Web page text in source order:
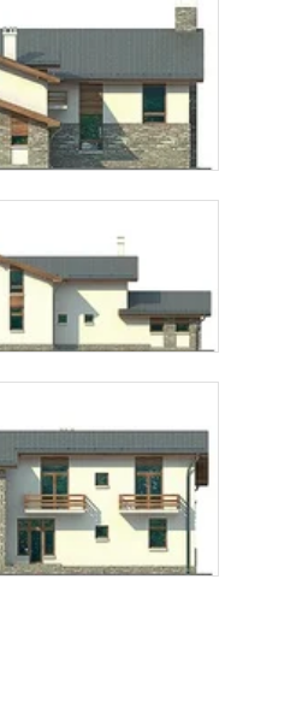
персональных данных
сполитикой
данных.